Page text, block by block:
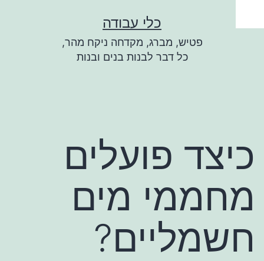
לתוכן
כלי עבודה
פטיש, מברג, מקדחה ניקח מהר,
כל דבר לבנות בנים ובנות
כיצד פועלים
מחממי מים
חשמליים?